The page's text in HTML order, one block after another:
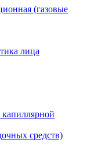
(газовые
лица
средств)